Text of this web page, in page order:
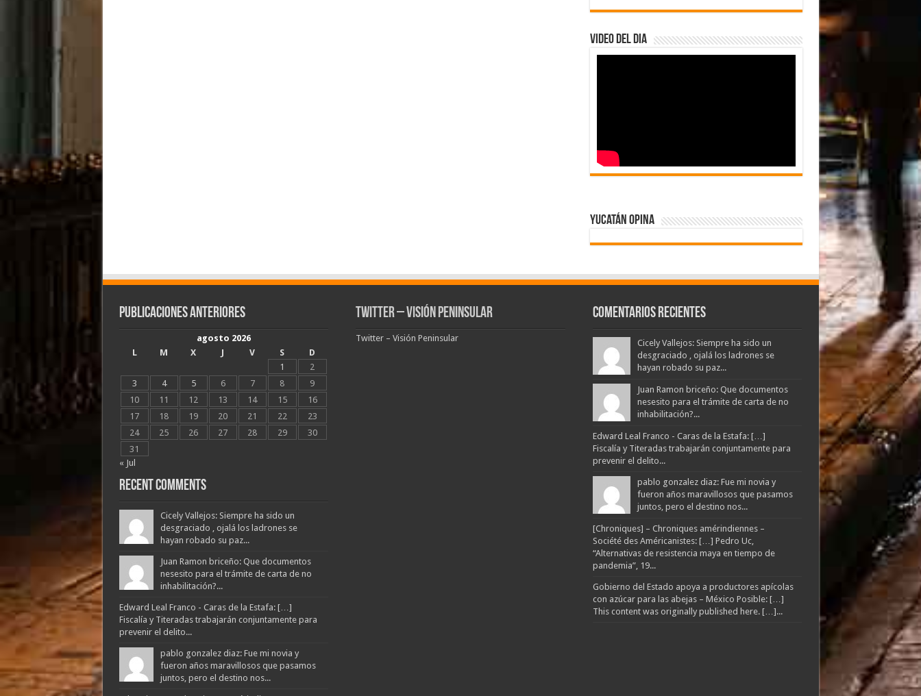
Video del dia
Yucatán Opina
Publicaciones Anteriores
agosto 2026
L
M X J V S
D
1
2
3
4 5 6 7 8
9
10
11 12 13 14 15
16
17
18 19 20 21 22
23
24
25 26 27 28 29
30
31
« Jul
Recent Comments
Cicely Vallejos: Siempre ha sido un
desgraciado , ojalá los ladrones se
hayan robado su paz...
Juan Ramon briceño: Que documentos
nesesito para el trámite de carta de no
inhabilitación?...
Edward Leal Franco - Caras de la Estafa: […]
Fiscalía y Titeradas trabajarán conjuntamente para
prevenir el delito...
pablo gonzalez diaz: Fue mi novia y
fueron años maravillosos que pasamos
juntos, pero el destino nos...
Twitter – Visión Peninsular
Twitter – Visión Peninsular
Comentarios Recientes
Cicely Vallejos: Siempre ha sido un
desgraciado , ojalá los ladrones se
hayan robado su paz...
Juan Ramon briceño: Que documentos
nesesito para el trámite de carta de no
inhabilitación?...
Edward Leal Franco - Caras de la Estafa: […]
Fiscalía y Titeradas trabajarán conjuntamente para
prevenir el delito...
pablo gonzalez diaz: Fue mi novia y
fueron años maravillosos que pasamos
juntos, pero el destino nos...
[Chroniques] – Chroniques amérindiennes –
Société des Américanistes: […] Pedro Uc,
“Alternativas de resistencia maya en tiempo de
pandemia”, 19...
Gobierno del Estado apoya a productores apícolas
con azúcar para las abejas – México Posible: […]
This content was originally published here. […]...